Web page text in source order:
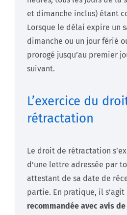
et dimanche inclus) étant
Lorsque le délai expire un
dimanche ou un jour férié
prorogé jusqu’au premier
suivant.
L’exercice du
rétractation
Le droit de rétractation
d’une lettre adressée par
attestant de sa date de
partie. En pratique, il s’agit
recommandée avec avis